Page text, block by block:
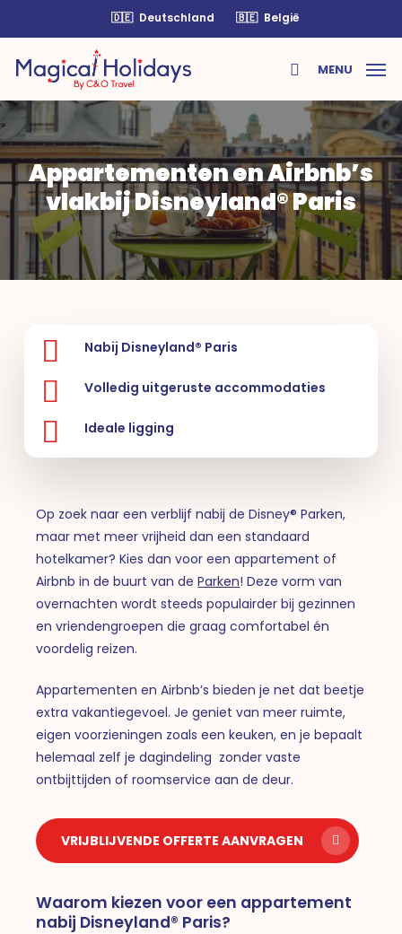
main
content
🇩🇪 Deutschland 🇧🇪 België
search
MENU
Appartementen en Airbnb’s
vlakbij Disneyland® Paris
Nabij Disneyland® Paris
Volledig uitgeruste accommodaties
Ideale ligging
Op zoek naar een verblijf nabij de Disney® Parken,
maar met meer vrijheid dan een standaard
hotelkamer? Kies dan voor een appartement of
Airbnb in de buurt van deParken! Deze vorm van
overnachten wordt steeds populairder bij gezinnen
en vriendengroepen die graag comfortabel én
voordelig reizen.
Appartementen en Airbnb’s bieden je net dat beetje
extra vakantiegevoel. Je geniet van meer ruimte,
eigen voorzieningen zoals een keuken, en je bepaalt
helemaal zelf je dagindeling zonder vaste
ontbijttijden of roomservice aan de deur.
VRIJBLIJVENDE OFFERTE AANVRAGEN
Waarom kiezen voor een appartement
nabij Disneyland® Paris?